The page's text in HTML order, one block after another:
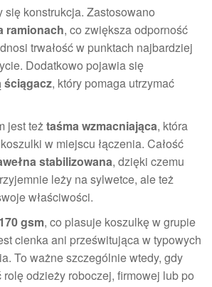
się konstrukcja. Zastosowano
ramionach, co zwiększa odporność
trwałość w punktach najbardziej
Dodatkowo pojawia się
ściągacz, który pomaga utrzymać
jest teżtaśma wzmacniająca, która
w miejscu łączenia. Całość
stabilizowana, dzięki czemu
leży na sylwetce, ale też
właściwości.
170 gsm, co plasuje koszulkę w grupie
cienka ani prześwitująca w typowych
To ważne szczególnie wtedy, gdy
rolę odzieży roboczej, firmowej lub po